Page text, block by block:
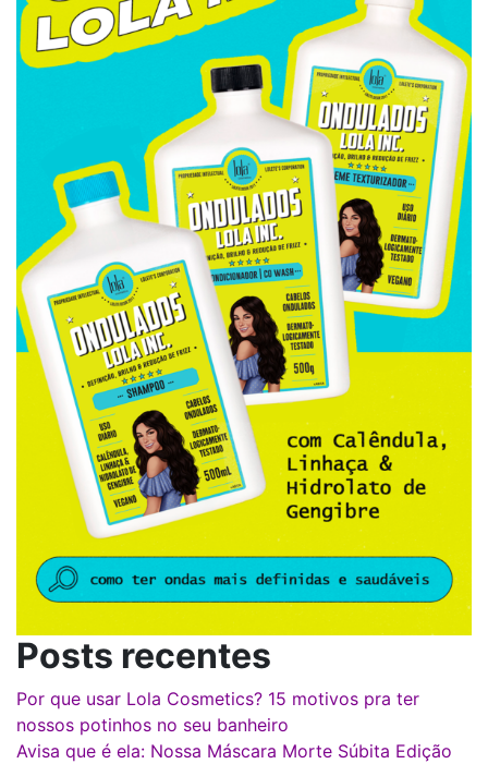
Posts recentes
Por que usar Lola Cosmetics? 15 motivos pra ter
nossos potinhos no seu banheiro
Avisa que é ela: Nossa Máscara Morte Súbita Edição